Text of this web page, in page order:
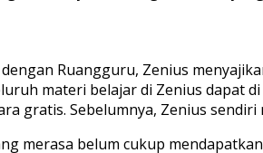
Ruangguru, Zenius
materi belajar di Zenius dapat
gratis. Sebelumnya, Zenius
merasa belum cukup